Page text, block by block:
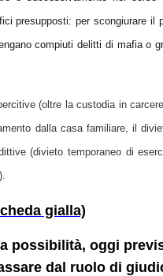
presupposti: per scongiurare il
compiuti delitti di mafia o
(oltre la custodia in
dalla casa familiare, il
(divieto temporaneo di
gialla)
possibilità, oggi
dal ruolo di